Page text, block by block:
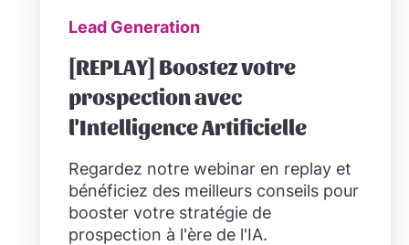
Lead Generation
[REPLAY] Boostez votre
prospection avec
l'Intelligence Artificielle
Regardez notre webinar en replay et
bénéficiez des meilleurs conseils pour
booster votre stratégie de
prospection à l'ère de l'IA.